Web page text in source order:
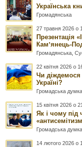
Українська
Громадянська
27 травня 2026 о
Презентація
Камʼянець-
Громадянська ,
22 квітня 2026 о
Чи діждемося
Україні?
Громадська думка
15 квітня 2026 о
Як і чому під
Громадська думка
14 лютого 2026 о